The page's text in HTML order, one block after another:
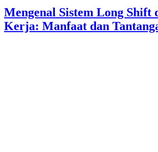
Mengenal Sistem Long Shift
Kerja: Manfaat dan